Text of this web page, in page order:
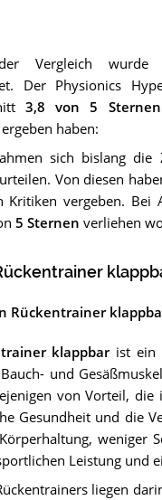
Vergleich wurde
Der Physionics
3,8 von 5 Sternen
haben:
sich bislang die
Von diesen
vergeben. Bei
5 Sternen verliehen
Rückentrainer
klappbarist ein
und
von Vorteil,
Gesundheit und die
weniger
Leistung und
liegen